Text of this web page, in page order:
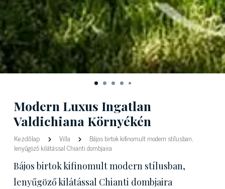
Modern Luxus Ingatlan
Valdichiana Környékén
Kezdőlap Villa
Bájos birtok kifinomult modern stílusban,
lenyűgöző kilátással Chianti dombjaira
Bájos birtok kifinomult modern stílusban,
lenyűgöző kilátással Chianti dombjaira